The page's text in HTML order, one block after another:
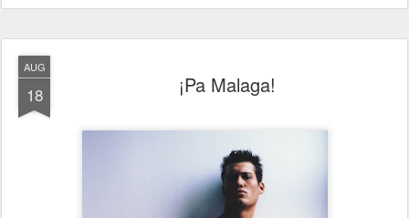
AUG
18 ¡Pa Malaga!